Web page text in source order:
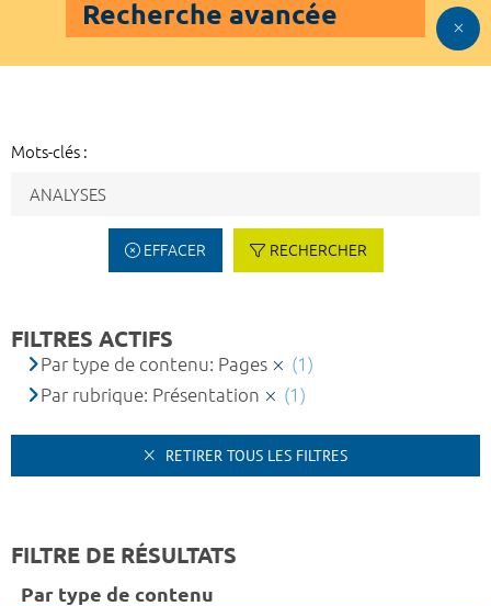
Recherche avancée
Mots-clés :
EFFACER RECHERCHER
FILTRES ACTIFS
Par type de contenu: Pages
(1)
Par rubrique: Présentation
(1)
RETIRER TOUS LES FILTRES
FILTRE DE RÉSULTATS
Par type de contenu